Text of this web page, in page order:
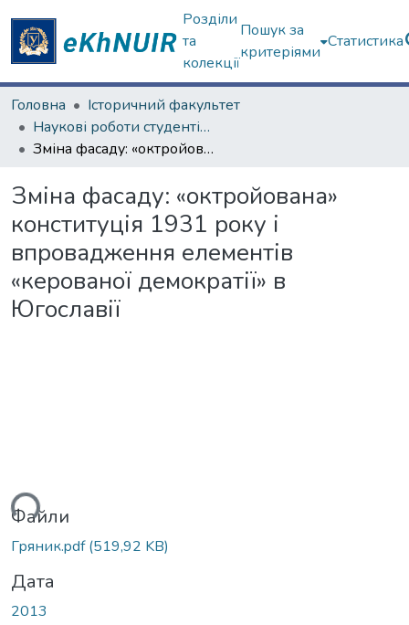
Розділи
та
колекції
Пошук за
критеріями
Статистика
Головна
Історичний факультет
Наукові роботи студентів та аспірантів. Історичний факультет
Зміна фасаду: «октройована» конституція 1931 року і впровадження елементів «керованої демократії» в Югославії
Зміна фасаду: «октройована»
конституція 1931 року і
впровадження елементів
«керованої демократії» в
Югославії
Файли
Гряник.pdf(519,92 KB)
Дата
2013